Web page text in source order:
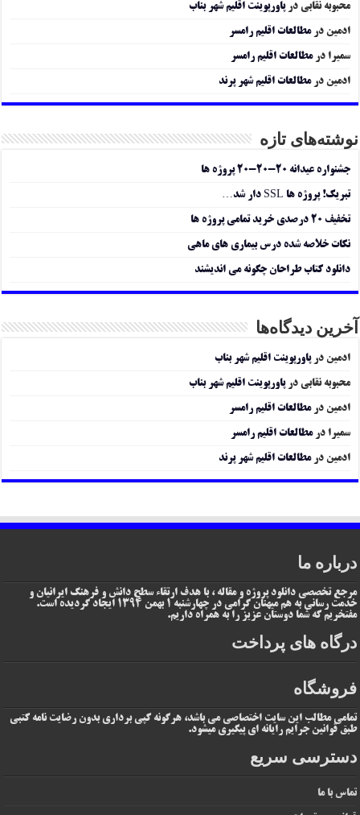
محبوبه نقابی درپاورپوینت اقلیم شهر بناب
ادمین درمطالعات اقلیم رامسر
سمیرا درمطالعات اقلیم رامسر
ادمین درمطالعات اقلیم شهر پرند
نوشته‌های تازه
جشنواره عیدانه ۲۰-۲۰-۲۰ پروژه ها
تبریک! پروژه ها SSL دار شد…
تخفیف ۲۰ درصدی خرید تمامی پروژه ها
نکات خلاصه شده درس بیماری های ماهی
دانلود کتاب طراحان چگونه می اندیشند
آخرین دیدگاه‌ها
ادمین درپاورپوینت اقلیم شهر بناب
محبوبه نقابی درپاورپوینت اقلیم شهر بناب
ادمین درمطالعات اقلیم رامسر
سمیرا درمطالعات اقلیم رامسر
ادمین درمطالعات اقلیم شهر پرند
درباره ما
مرجع تخصصی دانلود پروژه و مقاله ، با هدف ارتقاء سطح دانش و فرهنگ ایرانیان و
خدمت رسانی به هم میهنان گرامی در چهارشنبه 1 بهمن 1394 ایجاد گردیده است.
مفتخریم که شما دوستان عزیز را به همراه داریم.
درگاه های پرداخت
فروشگاه
تمامی مطالب این سایت اختصاصی می باشد، هرگونه کپی برداری بدون رضایت نامه کتبی
طبق قوانین جرایم رایانه ای پیگیری میشود.
دسترسی سریع
تماس با ما